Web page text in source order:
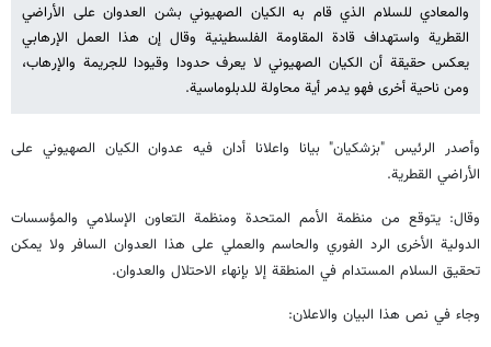
والمعادي للسلام الذي قام به الکیان الصهيوني بشن العدوان علی الأراضي
القطرية واستهداف قادة المقاومة الفلسطينية وقال إن هذا العمل الإرهابي
يعكس حقيقة أن الکیان الصهيوني لا يعرف حدودا وقیودا للجريمة والإرهاب،
ومن ناحية أخرى فهو يدمر أية محاولة للدبلوماسية.
وأصدر الرئیس "بزشکیان" بيانا واعلانا أدان فيه عدوان الکیان الصهيوني على
الأراضي القطرية.
وقال: يتوقع من منظمة الأمم المتحدة ومنظمة التعاون الإسلامي والمؤسسات
الدولية الأخرى الرد الفوري والحاسم والعملي على هذا العدوان السافر ولا يمكن
تحقيق السلام المستدام في المنطقة إلا بإنهاء الاحتلال والعدوان.
وجاء في نص هذا البيان والاعلان: